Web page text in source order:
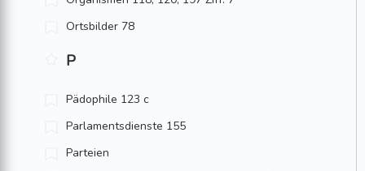
Ortsbilder 78
P
Pädophile 123 c
Parlamentsdienste 155
Parteien